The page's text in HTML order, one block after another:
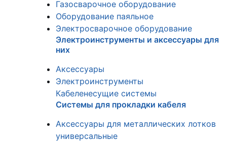
Газосварочное оборудование
Оборудование паяльное
Электросварочное оборудование
Электроинструменты и аксессуары для
них
Аксессуары
Электроинструменты
Кабеленесущие системы
Системы для прокладки кабеля
Аксессуары для металлических лотков
универсальные